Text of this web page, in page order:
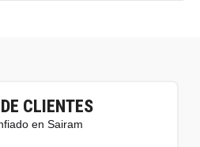
CLIENTES
en Sairam